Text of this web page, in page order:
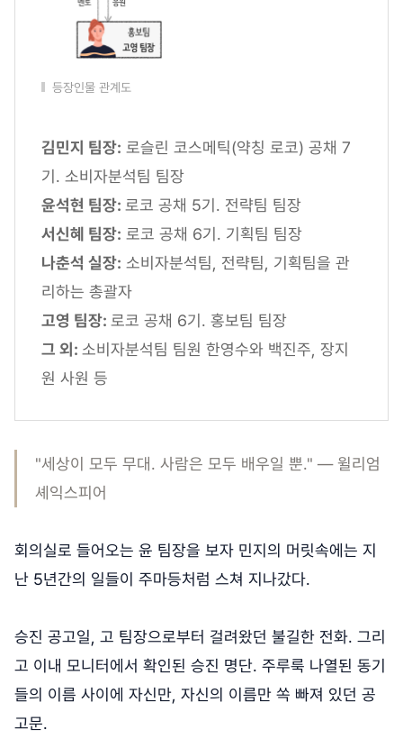
등장인물 관계도
김민지 팀장: 로슬린 코스메틱(약칭 로코) 공채 7
기. 소비자분석팀 팀장
윤석현 팀장: 로코 공채 5기. 전략팀 팀장
서신혜 팀장: 로코 공채 6기. 기획팀 팀장
나춘석 실장: 소비자분석팀, 전략팀, 기획팀을 관
리하는 총괄자
고영 팀장: 로코 공채 6기. 홍보팀 팀장
그 외: 소비자분석팀 팀원 한영수와 백진주, 장지
원 사원 등
"세상이 모두 무대. 사람은 모두 배우일 뿐." ― 윌리엄
셰익스피어
회의실로 들어오는 윤 팀장을 보자 민지의 머릿속에는 지
난 5년간의 일들이 주마등처럼 스쳐 지나갔다.
승진 공고일, 고 팀장으로부터 걸려왔던 불길한 전화. 그리
고 이내 모니터에서 확인된 승진 명단. 주루룩 나열된 동기
들의 이름 사이에 자신만, 자신의 이름만 쏙 빠져 있던 공
고문.